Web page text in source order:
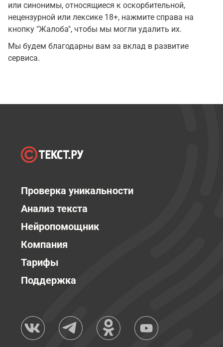
или синонимы, относящиеся к оскорбительной,
нецензурной или лексике 18+, нажмите справа на
кнопку "Жалоба", чтобы мы могли удалить их.
Мы будем благодарны вам за вклад в развитие
сервиса.
Проверка уникальности
Анализ текста
Нейропомощник
Компания
Тарифы
Поддержка